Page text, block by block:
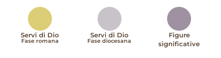
Servi di Dio
Fase romana
Servi di Dio
Fase diocesana
Figure
significative